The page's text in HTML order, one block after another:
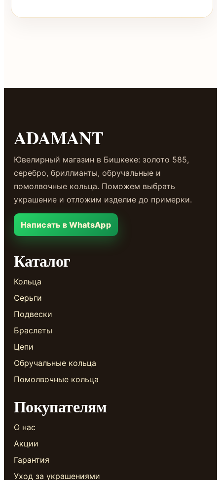
ADAMANT
Ювелирный магазин в Бишкеке: золото 585,
серебро, бриллианты, обручальные и
помолвочные кольца. Поможем выбрать
украшение и отложим изделие до примерки.
Написать в WhatsApp
Каталог
Кольца
Серьги
Подвески
Браслеты
Цепи
Обручальные кольца
Помолвочные кольца
Покупателям
О нас
Акции
Гарантия
Уход за украшениями